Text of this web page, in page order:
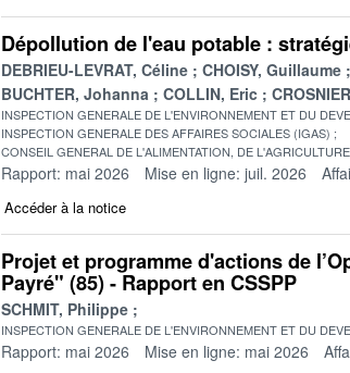
Dépollution de l'eau potable :
DEBRIEU-LEVRAT, Céline CHOISY, Guillaume
BUCHTER, Johanna
COLLIN, Eric
INSPECTION GENERALE DE L'ENVIRONNEMENT ET DU
INSPECTION GENERALE DES AFFAIRES SOCIALES (IGAS)
CONSEIL GENERAL DE L'ALIMENTATION, DE
Rapport: mai 2026 Mise en ligne: juil. 2026
Accéder à la notice
Projet et programme d'actions de
Payré" (85) - Rapport en CSSPP
SCHMIT, Philippe
INSPECTION GENERALE DE L'ENVIRONNEMENT ET DU
Rapport: mai 2026 Mise en ligne: mai 2026